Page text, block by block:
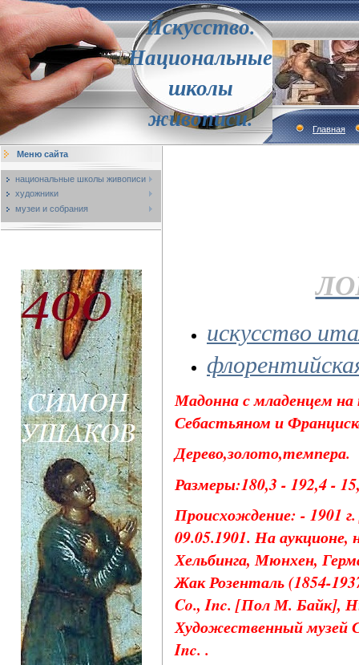
Искусство.
Национальные
школы
живописи.
Главная
Меню сайта
национальные школы живописи
художники
музеи и собрания
искусство
Мадонна с младенцем
Себастьяном и
Дерево,золото,темпера.
Размеры:180,3 - 192,4 -
Происхождение: - 1901
09.05.1901. На аукционе,
Хельбинга, Мюнхен,
Жак Розенталь (1854-
Co., Inc. [Пол М. Байк],
Художественный музей
Inc. .